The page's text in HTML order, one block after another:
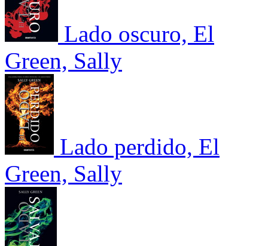
Lado oscuro, El
Green, Sally
Lado perdido, El
Green, Sally